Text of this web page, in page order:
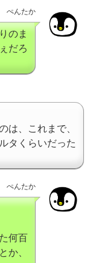
ぺんたか
のま
だろ
は、これまで、
タくらいだった
ぺんたか
何百
か、